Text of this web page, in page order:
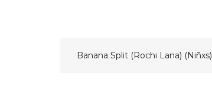
Navegación
Banana Split (Rochi Lana) (Niñxs)